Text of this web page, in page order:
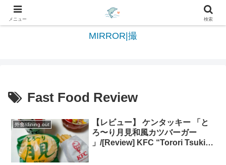
日々を綴る＆写真を切撮る世界へようこそ
MIRROR|撮
Fast Food Review
外食/dining out
【レビュー】 ケンタッキー 「と
ろ〜り月見和風カツバーガー
」/[Review] KFC “Torori Tsukimi
メニュー 検索